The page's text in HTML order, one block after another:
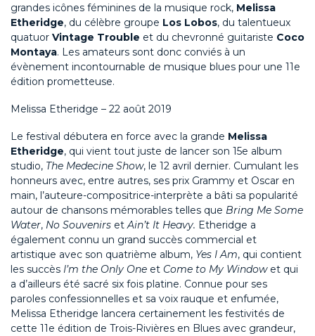
grandes icônes féminines de la musique rock, Melissa
Etheridge, du célèbre groupe Los Lobos, du talentueux
quatuor Vintage Trouble et du chevronné guitariste Coco
Montaya. Les amateurs sont donc conviés à un
évènement incontournable de musique blues pour une 11e
édition prometteuse.
Melissa Etheridge – 22 août 2019
Le festival débutera en force avec la grande Melissa
Etheridge, qui vient tout juste de lancer son 15e album
studio, The Medecine Show, le 12 avril dernier. Cumulant les
honneurs avec, entre autres, ses prix Grammy et Oscar en
main, l’auteure-compositrice-interprète a bâti sa popularité
autour de chansons mémorables telles que Bring Me Some
Water, No Souvenirs etAin’t It Heavy. Etheridge a
également connu un grand succès commercial et
artistique avec son quatrième album, Yes I Am, qui contient
les succès I’m the Only One et Come to My Window et qui
a d’ailleurs été sacré six fois platine. Connue pour ses
paroles confessionnelles et sa voix rauque et enfumée,
Melissa Etheridge lancera certainement les festivités de
cette 11e édition de Trois-Rivières en Blues avec grandeur,